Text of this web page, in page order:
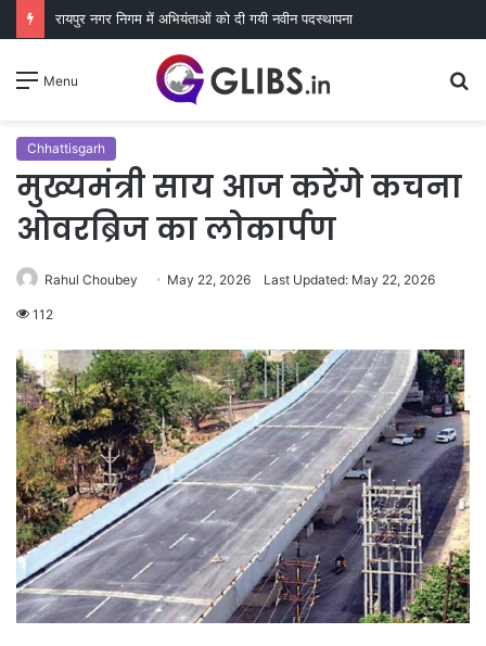
रायपुर नगर निगम में अभियंताओं को दी गयी नवीन पदस्थापना
Menu
Chhattisgarh
मुख्यमंत्री साय आज करेंगे कचना
ओवरब्रिज का लोकार्पण
Rahul Choubey May 22, 2026 Last Updated: May 22, 2026
112